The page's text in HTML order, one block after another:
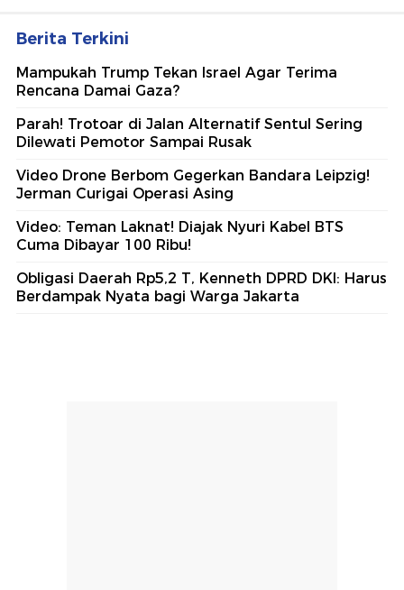
Berita Terkini
Mampukah Trump Tekan Israel Agar Terima
Rencana Damai Gaza?
Parah! Trotoar di Jalan Alternatif Sentul Sering
Dilewati Pemotor Sampai Rusak
Video Drone Berbom Gegerkan Bandara Leipzig!
Jerman Curigai Operasi Asing
Video: Teman Laknat! Diajak Nyuri Kabel BTS
Cuma Dibayar 100 Ribu!
Obligasi Daerah Rp5,2 T, Kenneth DPRD DKI: Harus
Berdampak Nyata bagi Warga Jakarta